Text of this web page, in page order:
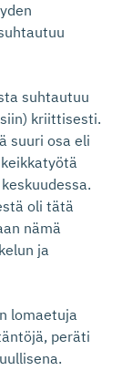
suhtautuu
kriittisesti.
suuri osa eli
oli tätä
nämä
ja
lomaetuja
peräti